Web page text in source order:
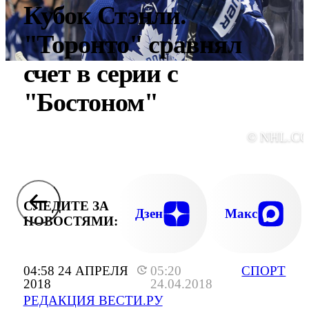
04:58 24 АПРЕЛЯ
2018
05:20
24.04.2018
РЕДАКЦИЯ ВЕСТИ.РУ
СПОРТ
Кубок Стэнли.
"Торонто" сравнял
счет в серии с
"Бостоном"
©
СЛЕДИТЕ ЗА
НОВОСТЯМИ:
Дзен Макс